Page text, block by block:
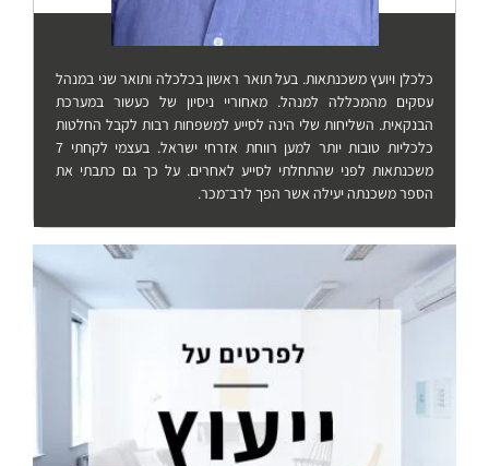
כלכלן ויועץ משכנתאות. בעל תואר ראשון בכלכלה ותואר שני במנהל
עסקים מהמכללה למנהל. מאחוריי ניסיון של כעשור במערכת
הבנקאית. השליחות שלי הינה לסייע למשפחות רבות לקבל החלטות
כלכליות טובות יותר למען רווחת אזרחי ישראל. בעצמי לקחתי 7
משכנתאות לפני שהתחלתי לסייע לאחרים. על כך גם כתבתי את
הספר משכנתה יעילה אשר הפך לרב־מכר.